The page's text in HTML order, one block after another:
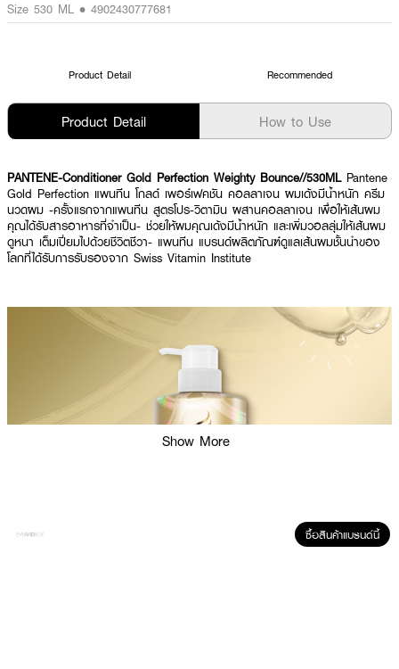
Size 530 ML • 4902430777681
Product Detail Recommended
Product Detail How to Use
PANTENE-Conditioner Gold Perfection Weighty Bounce//530ML Pantene
Gold Perfection แพนทีน โกลด์ เพอร์เฟคชัน คอลลาเจน ผมเด้งมีน้ำหนัก ครีม
นวดผม -ครั้งแรกจากแพนทีน สูตรโปร-วิตามิน ผสานคอลลาเจน เพื่อให้เส้นผม
คุณได้รับสารอาหารที่จำเป็น- ช่วยให้ผมคุณเด้งมีน้ำหนัก และเพิ่มวอลลุ่มให้เส้นผม
ดูหนา เต็มเปี่ยมไปด้วยชีวิตชีวา- แพนทีน แบรนด์ผลิตภัณฑ์ดูแลเส้นผมชั้นนำของ
โลกที่ได้รับการรับรองจาก Swiss Vitamin Institute
Show More
ซื้อสินค้าแบรนด์นี้